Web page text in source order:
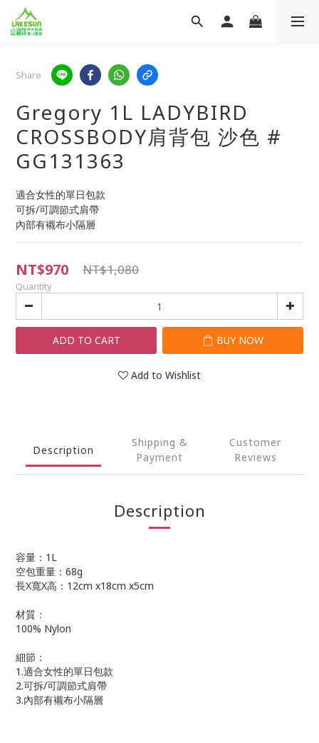
Share
Gregory 1L LADYBIRD
CROSSBODY肩背包 沙色 #
GG131363
適合女性的單日包款
可拆/可調節式肩帶
內部有襯布小隔層
NT$970 NT$1,080
Quantity
ADD TO CART BUY NOW
Add to Wishlist
Description
Shipping &
Payment
Customer
Reviews
Description
容量：1L
空包重量：68g
長X寬X高：12cm x18cm x5cm
材質：
100% Nylon
細節：
1.適合女性的單日包款
2.可拆/可調節式肩帶
3.內部有襯布小隔層